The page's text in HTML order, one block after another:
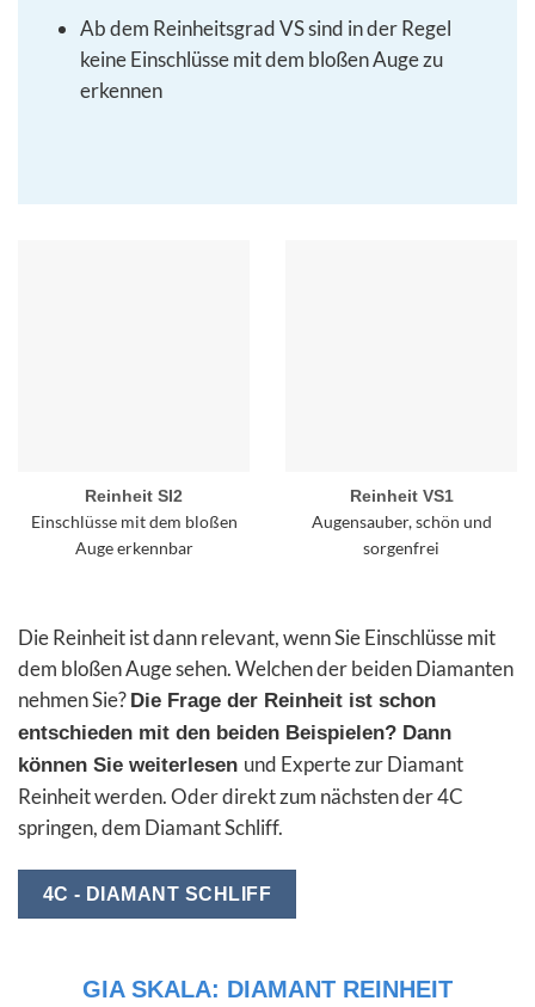
Ab dem Reinheitsgrad VS sind in der Regel
keine Einschlüsse mit dem bloßen Auge zu
erkennen
Die Reinheit ist dann relevant, wenn Sie Einschlüsse mit
dem bloßen Auge sehen. Welchen der beiden Diamanten
nehmen Sie? Die Frage der Reinheit ist schon
entschieden mit den beiden Beispielen? Dann
können Sie weiterlesen und Experte zur Diamant
Reinheit werden. Oder direkt zum nächsten der 4C
springen, dem Diamant Schliff.
4C - DIAMANT SCHLIFF
Reinheit SI2
Einschlüsse mit dem bloßen
Auge erkennbar
Reinheit VS1
Augensauber, schön und
sorgenfrei
GIA SKALA: DIAMANT REINHEIT